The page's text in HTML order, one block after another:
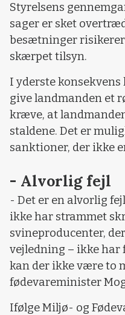
Styrelsens
sager er sket
besætninger
skærpet tilsyn.
I yderste
give landmanden et
kræve, at
staldene. Det er
sanktioner, der ikke
- Alvorlig fejl
- Det er en alvorlig
ikke har strammet
svineproducenter,
vejledning – ikke har
kan der ikke være to
fødevareminister
Ifølge Miljø- og